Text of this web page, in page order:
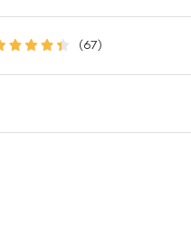
(67)